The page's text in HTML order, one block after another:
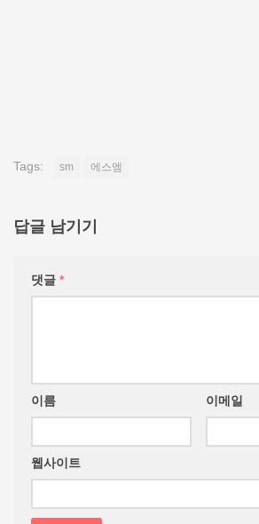
Tags: sm 에스엠
답글 남기기
댓글 *
이름 이메일
웹사이트